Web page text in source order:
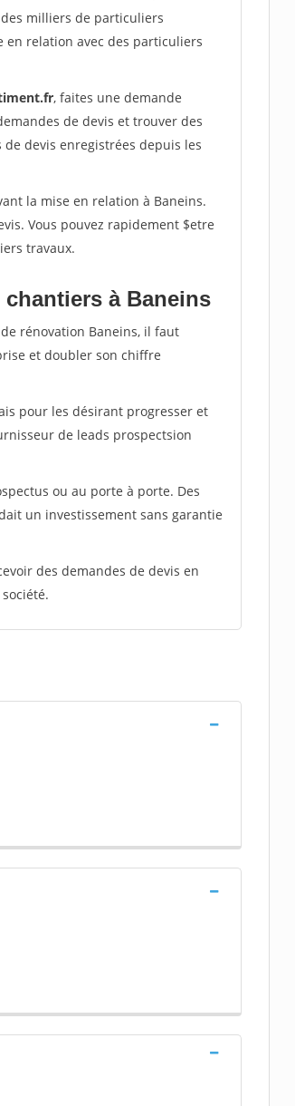
milliers de particuliers
en relation avec des particuliers
, faites une demande
de devis et trouver des
devis enregistrées depuis les
la mise en relation à Baneins.
Vous pouvez rapidement $etre
travaux.
à Baneins
rénovation Baneins, il faut
et doubler son chiffre
pour les désirant progresser et
de leads prospectsion
ou au porte à porte. Des
un investissement sans garantie
des demandes de devis en